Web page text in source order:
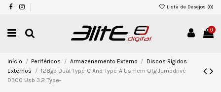
Lista de Desejos (0)
0
Início Periféricos Armazenamento Externo
Discos Rígidos
Externos
128gb Dual Type-C And Type-A Usmem Otg Jumpdrive
D300 Usb 3.2 Type-